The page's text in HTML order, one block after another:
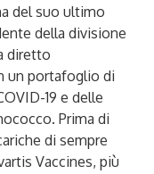
del suo ultimo
della divisione
diretto
un portafoglio di
19 e delle
Prima di
di sempre
Vaccines, più